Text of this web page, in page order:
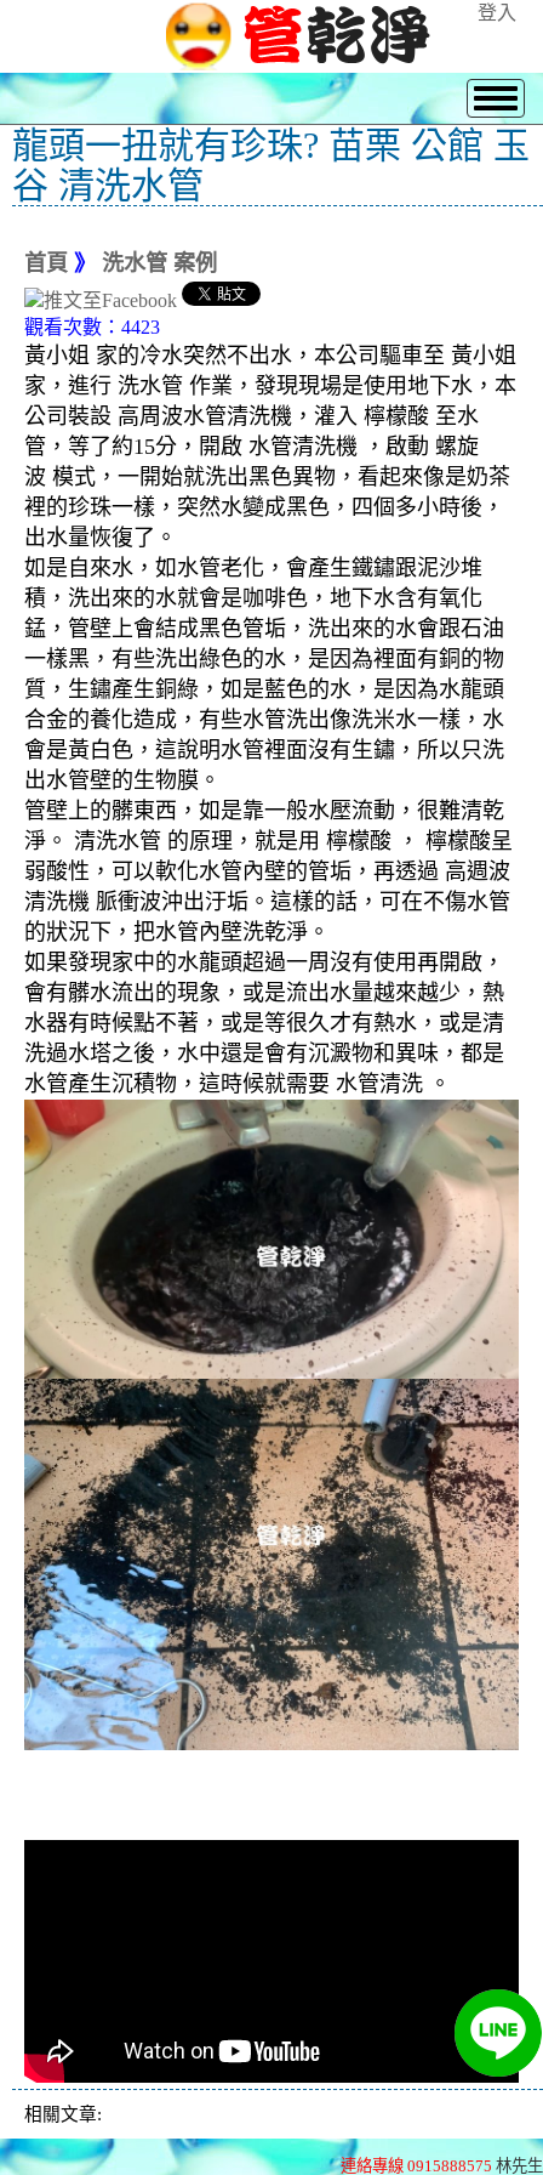
登入
龍頭一扭就有珍珠? 苗栗 公館 玉
谷 清洗水管
首頁 》 洗水管 案例
觀看次數：4423
黃小姐 家的冷水突然不出水，本公司驅車至 黃小姐
家，進行 洗水管 作業，發現現場是使用地下水，本
公司裝設 高周波水管清洗機，灌入 檸檬酸 至水
管，等了約15分，開啟 水管清洗機 ，啟動 螺旋
波 模式，一開始就洗出黑色異物，看起來像是奶茶
裡的珍珠一樣，突然水變成黑色，四個多小時後，
出水量恢復了。
如是自來水，如水管老化，會產生鐵鏽跟泥沙堆
積，洗出來的水就會是咖啡色，地下水含有氧化
錳，管壁上會結成黑色管垢，洗出來的水會跟石油
一樣黑，有些洗出綠色的水，是因為裡面有銅的物
質，生鏽產生銅綠，如是藍色的水，是因為水龍頭
合金的養化造成，有些水管洗出像洗米水一樣，水
會是黃白色，這說明水管裡面沒有生鏽，所以只洗
出水管壁的生物膜。
管壁上的髒東西，如是靠一般水壓流動，很難清乾
淨。 清洗水管 的原理，就是用 檸檬酸 ， 檸檬酸呈
弱酸性，可以軟化水管內壁的管垢，再透過 高週波
清洗機 脈衝波沖出汙垢。這樣的話，可在不傷水管
的狀況下，把水管內壁洗乾淨。
如果發現家中的水龍頭超過一周沒有使用再開啟，
會有髒水流出的現象，或是流出水量越來越少，熱
水器有時候點不著，或是等很久才有熱水，或是清
洗過水塔之後，水中還是會有沉澱物和異味，都是
水管產生沉積物，這時候就需要 水管清洗 。
相關文章:
連絡專線 0915888575 林先生